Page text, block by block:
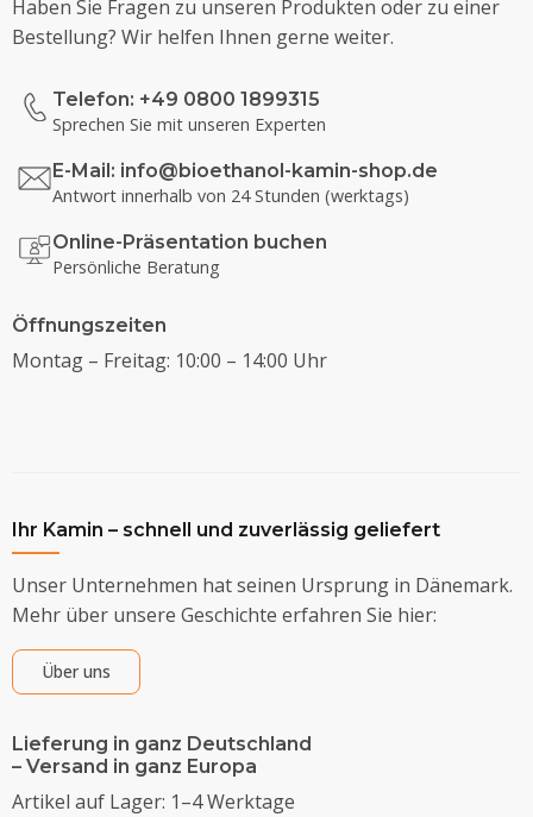
Haben Sie Fragen zu unseren Produkten oder zu einer
Bestellung? Wir helfen Ihnen gerne weiter.
Telefon: +49 0800 1899315
Sprechen Sie mit unseren Experten
E-Mail: info@bioethanol-kamin-shop.de
Antwort innerhalb von 24 Stunden (werktags)
Online-Präsentation buchen
Persönliche Beratung
Öffnungszeiten
Montag – Freitag: 10:00 – 14:00 Uhr
Ihr Kamin – schnell und zuverlässig geliefert
Unser Unternehmen hat seinen Ursprung in Dänemark.
Mehr über unsere Geschichte erfahren Sie hier:
Über uns
Lieferung in ganz Deutschland
– Versand in ganz Europa
Artikel auf Lager: 1–4 Werktage